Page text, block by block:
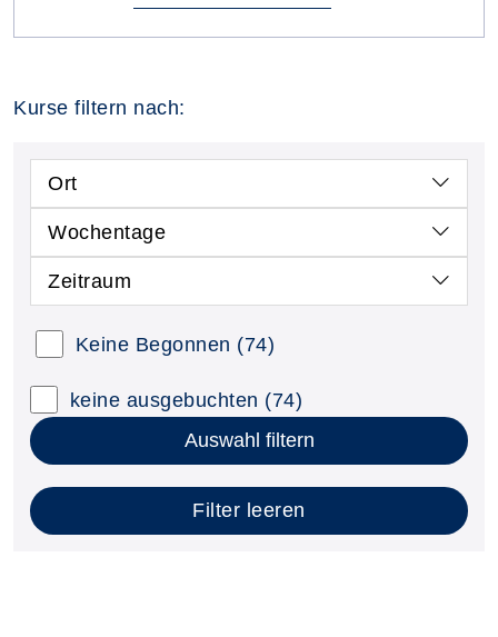
Kurse filtern nach:
Ort
Wochentage
Zeitraum
Keine Begonnen (74)
keine ausgebuchten (74)
Auswahl filtern
Filter leeren